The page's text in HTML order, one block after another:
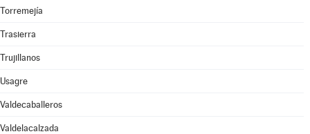
Torremejía
Trasierra
Trujillanos
Usagre
Valdecaballeros
Valdelacalzada